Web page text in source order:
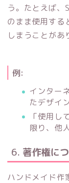
う。たとえば、
のまま使用する
しまうことがあ
例:
インター
たデザイ
「使用し
限り、他
6. 著作権に
ハンドメイド作